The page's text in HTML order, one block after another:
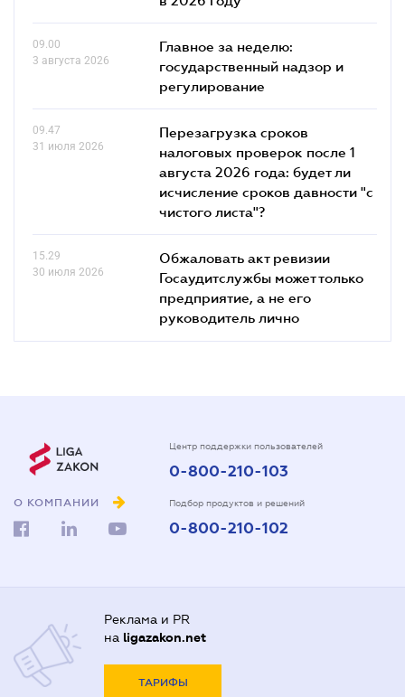
09.00
3 августа 2026
Главное за неделю:
государственный надзор и
регулирование
09.47
31 июля 2026
Перезагрузка сроков
налоговых проверок после 1
августа 2026 года: будет ли
исчисление сроков давности "с
чистого листа"?
15.29
30 июля 2026
Обжаловать акт ревизии
Госаудитслужбы может только
предприятие, а не его
руководитель лично
О КОМПАНИИ
Центр поддержки пользователей
0-800-210-103
Подбор продуктов и решений
0-800-210-102
Реклама и PR
на ligazakon.net
ТАРИФЫ